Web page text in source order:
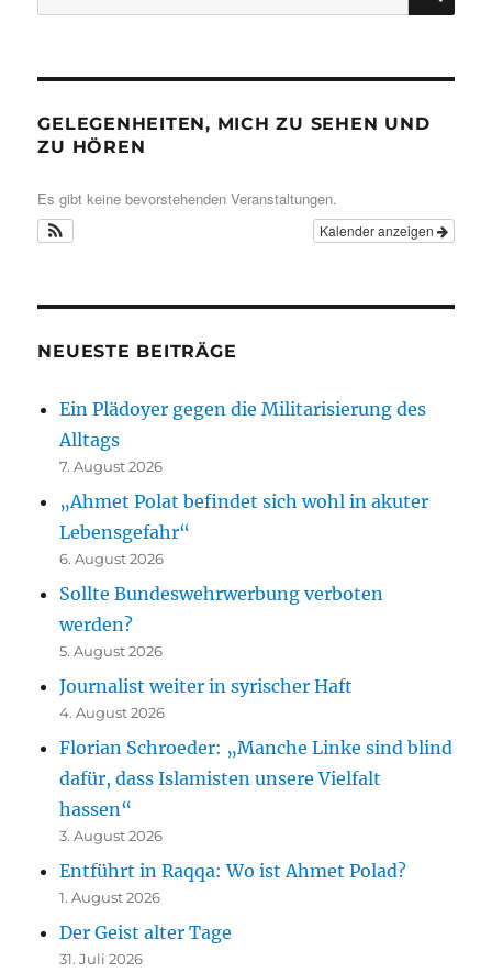
nach:
GELEGENHEITEN, MICH ZU SEHEN UND
ZU HÖREN
Es gibt keine bevorstehenden Veranstaltungen.
Kalender anzeigen
NEUESTE BEITRÄGE
Ein Plädoyer gegen die Militarisierung des
Alltags
7. August 2026
„Ahmet Polat befindet sich wohl in akuter
Lebensgefahr“
6. August 2026
Sollte Bundeswehrwerbung verboten
werden?
5. August 2026
Journalist weiter in syrischer Haft
4. August 2026
Florian Schroeder: „Manche Linke sind blind
dafür, dass Islamisten unsere Vielfalt
hassen“
3. August 2026
Entführt in Raqqa: Wo ist Ahmet Polad?
1. August 2026
Der Geist alter Tage
31. Juli 2026